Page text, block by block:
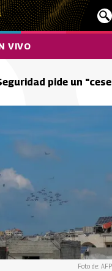
VIVO
pide un "cese
Foto de: AFP